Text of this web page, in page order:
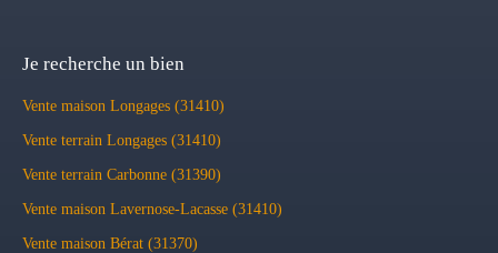
Je recherche un bien
Vente maison Longages (31410)
Vente terrain Longages (31410)
Vente terrain Carbonne (31390)
Vente maison Lavernose-Lacasse (31410)
Vente maison Bérat (31370)